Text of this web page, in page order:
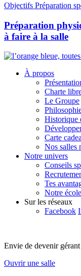
Objectifs Préparation
Préparation
à faire à la salle
À propos
Charte
Le Groupe
Historique
Carte
Nos salles
Notre univers
Conseils
Tes
Notre
Sur les réseaux
Facebook
Envie de devenir
Ouvrir une salle